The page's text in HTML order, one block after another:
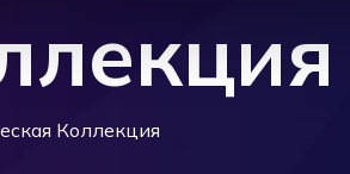
Коллекция